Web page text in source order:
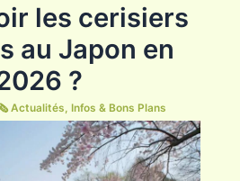
les cerisiers
au Japon en
?
Actualités, Infos & Bons Plans